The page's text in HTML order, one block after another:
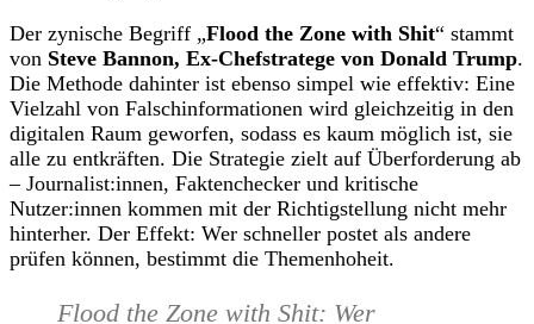
Der zynische Begriff „Flood the Zone with Shit“ stammt
von Steve Bannon, Ex-Chefstratege von Donald Trump.
Die Methode dahinter ist ebenso simpel wie effektiv: Eine
Vielzahl von Falschinformationen wird gleichzeitig in den
digitalen Raum geworfen, sodass es kaum möglich ist, sie
alle zu entkräften. Die Strategie zielt auf Überforderung ab
– Journalist:innen, Faktenchecker und kritische
Nutzer:innen kommen mit der Richtigstellung nicht mehr
hinterher. Der Effekt: Wer schneller postet als andere
prüfen können, bestimmt die Themenhoheit.
Flood the Zone with Shit: Wer